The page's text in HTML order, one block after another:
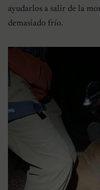
ayudarlos a salir de la
demasiado frío.